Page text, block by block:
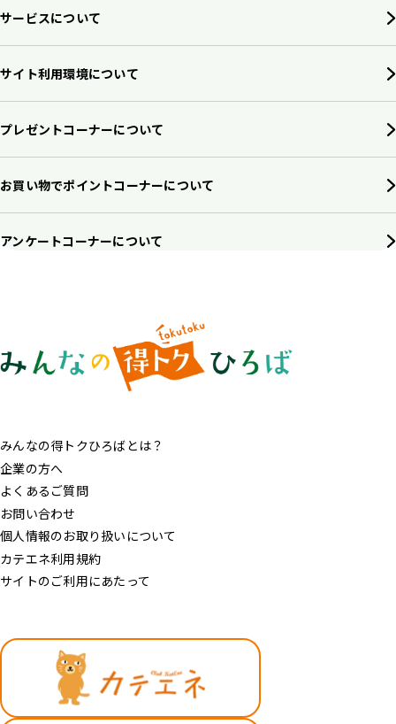
サービスについて
サイト利用環境について
プレゼントコーナーについて
お買い物でポイントコーナーについて
アンケートコーナーについて
みんなの得トクひろばとは？
企業の方へ
よくあるご質問
お問い合わせ
個人情報のお取り扱いについて
カテエネ利用規約
サイトのご利用にあたって